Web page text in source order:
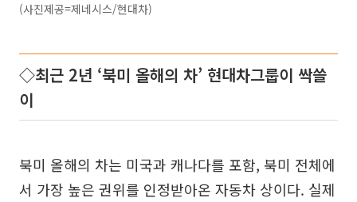
(사진제공=제네시스/현대차)
◇최근 2년 ‘북미 올해의 차’ 현대차그룹이 싹쓸
이
북미 올해의 차는 미국과 캐나다를 포함, 북미 전체에
서 가장 높은 권위를 인정받아온 자동차 상이다. 실제